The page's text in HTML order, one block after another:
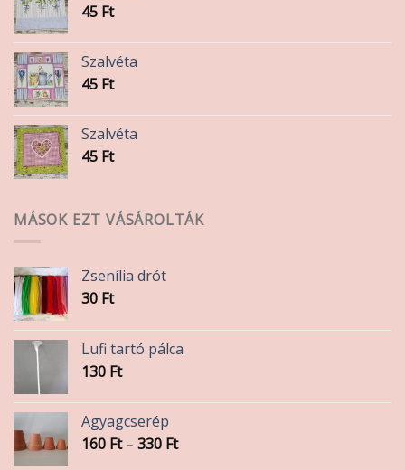
45 Ft
Szalvéta
45 Ft
Szalvéta
45 Ft
MÁSOK EZT VÁSÁROLTÁK
Zsenília drót
30 Ft
Lufi tartó pálca
130 Ft
Agyagcserép
160 Ft – 330 FtÁrtartomány: